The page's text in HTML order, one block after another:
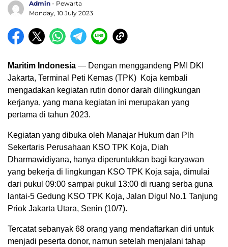
Admin - Pewarta
Monday, 10 July 2023
Maritim Indonesia — Dengan menggandeng PMI DKI
Jakarta, Terminal Peti Kemas (TPK) Koja kembali
mengadakan kegiatan rutin donor darah dilingkungan
kerjanya, yang mana kegiatan ini merupakan yang
pertama di tahun 2023.
Kegiatan yang dibuka oleh Manajar Hukum dan Plh
Sekertaris Perusahaan KSO TPK Koja, Diah
Dharmawidiyana, hanya diperuntukkan bagi karyawan
yang bekerja di lingkungan KSO TPK Koja saja, dimulai
dari pukul 09:00 sampai pukul 13:00 di ruang serba guna
lantai-5 Gedung KSO TPK Koja, Jalan Digul No.1 Tanjung
Priok Jakarta Utara, Senin (10/7).
Tercatat sebanyak 68 orang yang mendaftarkan diri untuk
menjadi peserta donor, namun setelah menjalani tahap